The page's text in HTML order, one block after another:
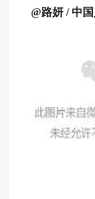
@路妍 / 中国